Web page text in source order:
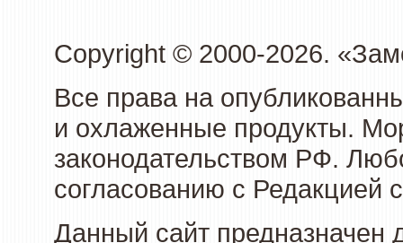
Copyright © 2000-2026.
Все права на
и охлаженные продукты.
законодательством РФ.
согласованию с Редакцией
Данный сайт предназначен